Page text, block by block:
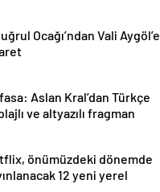
Ocağı’ndan Vali Aygöl’e
Aslan Kral’dan Türkçe
ve altyazılı fragman
önümüzdeki dönemde
12 yeni yerel